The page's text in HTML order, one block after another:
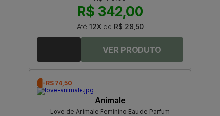
R$ 342,00
Até 12Xde R$ 28,50
-R$ 74,50
Animale
Love de Animale Feminino Eau de Parfum